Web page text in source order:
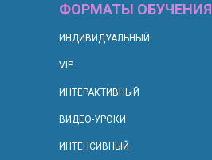
ФОРМАТЫ ОБУЧЕНИЯ
VIP
ИНТЕРАКТИВНЫЙ
ВИДЕО-УРОКИ
ИНТЕНСИВНЫЙ
ИНДИВИДУАЛЬНЫЙ